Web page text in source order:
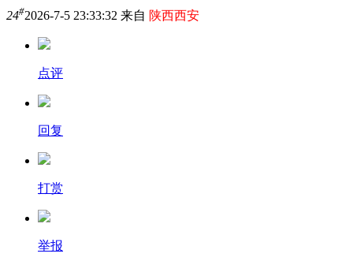
24#2026-7-5 23:33:32 来自 陕西西安
点评
回复
打赏
举报